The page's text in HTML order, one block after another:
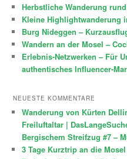
Herbstliche Wanderung
Kleine Highlightwanderung
Burg Nideggen –
Wandern an der Mosel –
Erlebnis-Netzwerken – Für
authentisches Influencer-
NEUESTE KOMMENTARE
Wanderung von Kürten
Freiluftaltar |
Bergischem Streifzug #7 –
3 Tage Kurztrip an die